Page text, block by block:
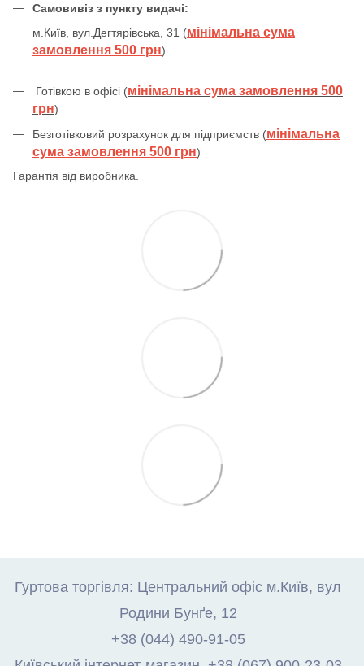
Самовивіз з пункту видачі:
м.Київ, вул.Дегтярівська, 31 (мінімальна сума
замовлення 500 грн)
Готівкою в офісі (мінімальна сума замовлення 500
грн)
Безготівковий розрахунок для підприємств (мінімальна
сума замовлення 500 грн)
Гарантія від виробника.
Гуртова торгівля: Центральний офіс м.Київ, вул
Родини Бунґе, 12
+38 (044) 490-91-05